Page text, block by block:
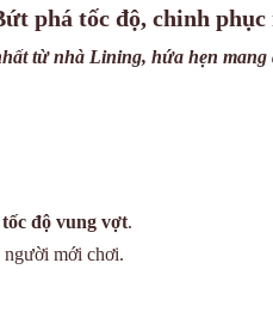
phá tốc độ, chinh
từ nhà Lining, hứa hẹn
độ vung vợt.
người mới chơi.